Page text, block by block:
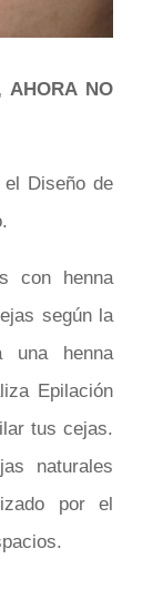
AHORA NO
el Diseño de
con henna
según la
henna
Epilación
tus cejas.
naturales
por el